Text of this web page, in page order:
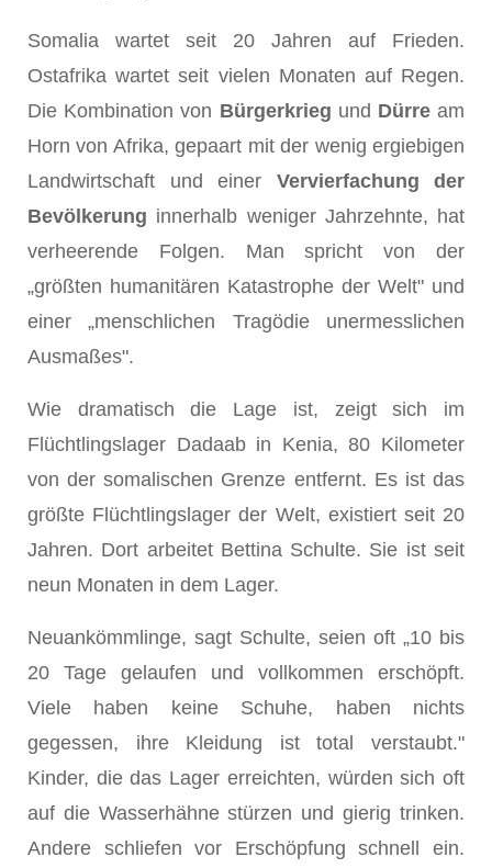
Somalia wartet seit 20 Jahren auf Frieden.
Ostafrika wartet seit vielen Monaten auf Regen.
Die Kombination von Bürgerkrieg und Dürream
Horn von Afrika, gepaart mit der wenig ergiebigen
Landwirtschaft und einer Vervierfachung der
Bevölkerung innerhalb weniger Jahrzehnte, hat
verheerende Folgen. Man spricht von der
„größten humanitären Katastrophe der Welt" und
einer „menschlichen Tragödie unermesslichen
Ausmaßes".
Wie dramatisch die Lage ist, zeigt sich im
Flüchtlingslager Dadaab in Kenia, 80 Kilometer
von der somalischen Grenze entfernt. Es ist das
größte Flüchtlingslager der Welt, existiert seit 20
Jahren. Dort arbeitet Bettina Schulte. Sie ist seit
neun Monaten in dem Lager.
Neuankömmlinge, sagt Schulte, seien oft „10 bis
20 Tage gelaufen und vollkommen erschöpft.
Viele haben keine Schuhe, haben nichts
gegessen, ihre Kleidung ist total verstaubt."
Kinder, die das Lager erreichten, würden sich oft
auf die Wasserhähne stürzen und gierig trinken.
Andere schliefen vor Erschöpfung schnell ein.